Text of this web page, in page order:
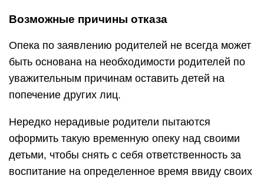
Возможные причины отказа
Опека по заявлению родителей не всегда может
быть основана на необходимости родителей по
уважительным причинам оставить детей на
попечение других лиц.
Нередко нерадивые родители пытаются
оформить такую временную опеку над своими
детьми, чтобы снять с себя ответственность за
воспитание на определенное время ввиду своих